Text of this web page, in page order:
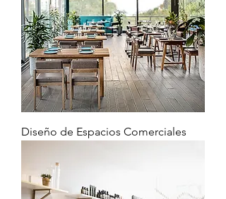
Diseño de Espacios Comerciales